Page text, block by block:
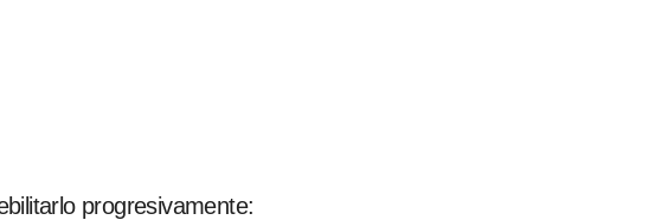
progresivamente: